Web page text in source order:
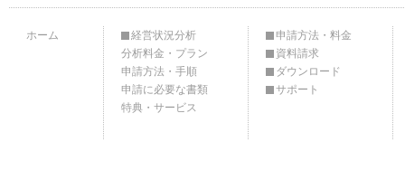
ホーム
経営状況分析
分析料金・プラン
申請方法・手順
申請に必要な書類
特典・サービス
申請方法・料金
資料請求
ダウンロード
サポート